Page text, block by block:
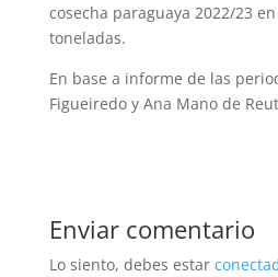
cosecha paraguaya 2022/23
toneladas.
En base a informe de las
Figueiredo y Ana Mano de
Enviar comentario
Lo siento, debes estar